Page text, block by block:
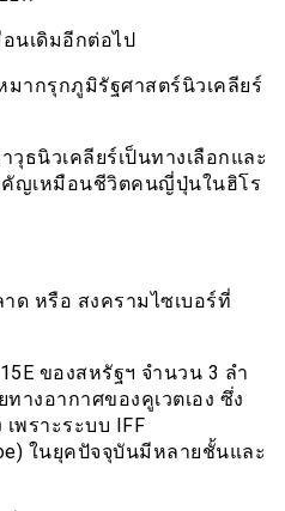
นเดิมอีกต่อไป
ากรุกภูมิรัฐศาสตร์นิวเคลียร์
ธนิวเคลียร์เป็นทางเลือกและ
ญเหมือนชีวิตคนญี่ปุ่นในฮิโร
ด หรือ สงครามไซเบอร์ที่
ของสหรัฐฯ จำนวน 3 ลำ
างอากาศของคูเวตเอง ซึ่ง
พราะระบบ IFF
ในยุคปัจจุบันมีหลายชั้นและ